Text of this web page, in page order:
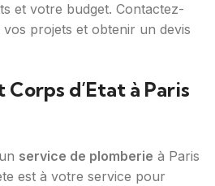
et votre budget. Contactez-
projets et obtenir un devis
d’Etat à Paris
service de plomberie à Paris
est à votre service pour